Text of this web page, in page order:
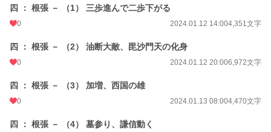
四 ： 根張 － （1） 三歩進んで二歩下がる
0 2024.01.12 14:004,351文字
四 ： 根張 － （2） 油断大敵、毘沙門天の化身
0 2024.01.12 20:006,972文字
四 ： 根張 － （3） 加増、西国の雄
0 2024.01.13 08:004,470文字
四 ： 根張 － （4） 墓参り、謙信動く